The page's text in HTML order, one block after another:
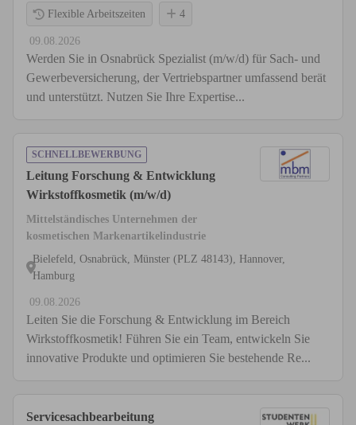
Flexible Arbeitszeiten 4
09.08.2026
Werden Sie in Osnabrück Spezialist (m/w/d) für Sach- und
Gewerbeversicherung, der Vertriebspartner umfassend berät
und unterstützt. Nutzen Sie Ihre Expertise...
SCHNELLBEWERBUNG
Leitung Forschung & Entwicklung
Wirkstoffkosmetik (m/w/d)
Mittelständisches Unternehmen der
kosmetischen Markenartikelindustrie
Bielefeld, Osnabrück, Münster (PLZ 48143), Hannover,
Hamburg
09.08.2026
Leiten Sie die Forschung & Entwicklung im Bereich
Wirkstoffkosmetik! Führen Sie ein Team, entwickeln Sie
innovative Produkte und optimieren Sie bestehende Re...
Servicesachbearbeitung